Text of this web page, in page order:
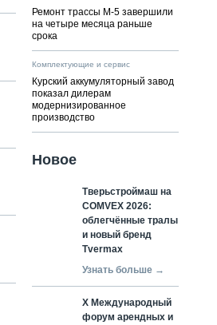
Ремонт трассы М-5 завершили
на четыре месяца раньше
срока
Комплектующие и сервис
Курский аккумуляторный завод
показал дилерам
модернизированное
производство
Новое
Тверьстроймаш на
COMVEX 2026:
облегчённые тралы
и новый бренд
Tvermax
Узнать больше →
X Международный
форум арендных и